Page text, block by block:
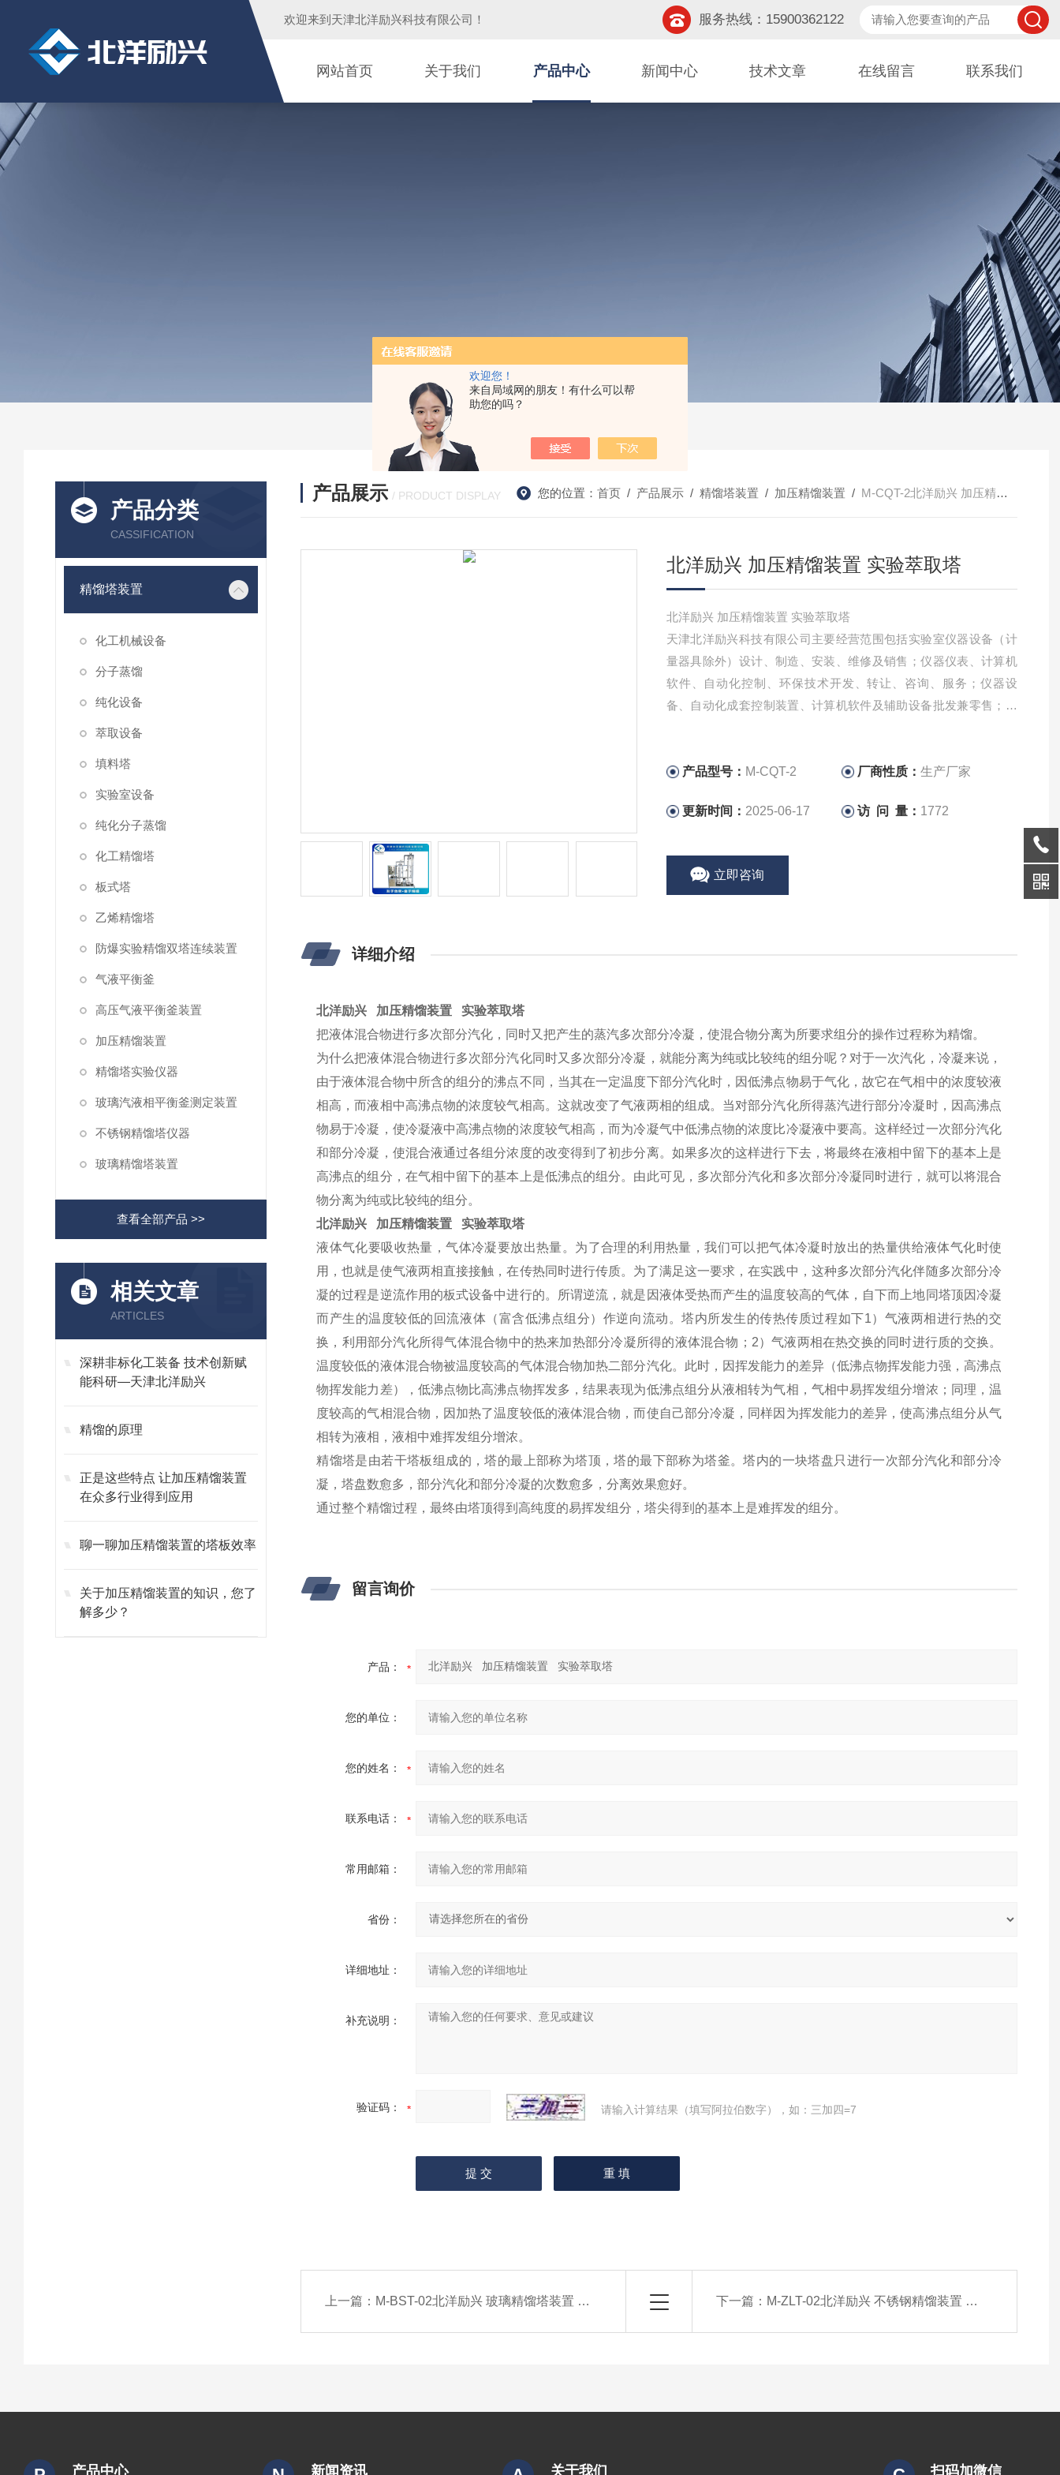
欢迎您！
来自局域网的朋友！有什么可以帮
助您的吗？
欢迎来到 天津北洋励兴科技有限公司 ！ 服务热线：15900362122
网站首页 关于我们 产品中心 新闻中心 技术文章 在线留言 联系我们
产品分类
CASSIFICATION
精馏塔装置
化工机械设备
分子蒸馏
纯化设备
萃取设备
填料塔
实验室设备
纯化分子蒸馏
化工精馏塔
板式塔
乙烯精馏塔
防爆实验精馏双塔连续装置
气液平衡釜
高压气液平衡釜装置
加压精馏装置
精馏塔实验仪器
玻璃汽液相平衡釜测定装置
不锈钢精馏塔仪器
玻璃精馏塔装置
查看全部产品 >>
相关文章
ARTICLES
深耕非标化工装备 技术创新赋
能科研—天津北洋励兴
精馏的原理
正是这些特点 让加压精馏装置
在众多行业得到应用
聊一聊加压精馏装置的塔板效率
关于加压精馏装置的知识，您了
解多少？
产品展示 / PRODUCT DISPLAY 您的位置： 首页/ 产品展示/ 精馏塔装置 / 加压精馏装置 / M-CQT-2北洋励兴 加压精馏装置 实验萃取塔
北洋励兴 加压精馏装置 实验萃取塔
北洋励兴 加压精馏装置 实验萃取塔
天津北洋励兴科技有限公司主要经营范围包括实验室仪器设备（计
量器具除外）设计、制造、安装、维修及销售；仪器仪表、计算机
软件、自动化控制、环保技术开发、转让、咨询、服务；仪器设
备、自动化成套控制装置、计算机软件及辅助设备批发兼零售；货
产品型号： M-CQT-2 厂商性质：生产厂家
更新时间： 2025-06-17 访 问 量： 1772
立即咨询
详细介绍
北洋励兴 加压精馏装置 实验萃取塔
把液体混合物进行多次部分汽化，同时又把产生的蒸汽多次部分冷凝，使混合物分离为所要求组分的操作过程称为精馏。
为什么把液体混合物进行多次部分汽化同时又多次部分冷凝，就能分离为纯或比较纯的组分呢？对于一次汽化，冷凝来说，
由于液体混合物中所含的组分的沸点不同，当其在一定温度下部分汽化时，因低沸点物易于气化，故它在气相中的浓度较液
相高，而液相中高沸点物的浓度较气相高。这就改变了气液两相的组成。当对部分汽化所得蒸汽进行部分冷凝时，因高沸点
物易于冷凝，使冷凝液中高沸点物的浓度较气相高，而为冷凝气中低沸点物的浓度比冷凝液中要高。这样经过一次部分汽化
和部分冷凝，使混合液通过各组分浓度的改变得到了初步分离。如果多次的这样进行下去，将最终在液相中留下的基本上是
高沸点的组分，在气相中留下的基本上是低沸点的组分。由此可见，多次部分汽化和多次部分冷凝同时进行，就可以将混合
物分离为纯或比较纯的组分。
北洋励兴 加压精馏装置 实验萃取塔
液体气化要吸收热量，气体冷凝要放出热量。为了合理的利用热量，我们可以把气体冷凝时放出的热量供给液体气化时使
用，也就是使气液两相直接接触，在传热同时进行传质。为了满足这一要求，在实践中，这种多次部分汽化伴随多次部分冷
凝的过程是逆流作用的板式设备中进行的。所谓逆流，就是因液体受热而产生的温度较高的气体，自下而上地同塔顶因冷凝
而产生的温度较低的回流液体（富含低沸点组分）作逆向流动。塔内所发生的传热传质过程如下1）气液两相进行热的交
换，利用部分汽化所得气体混合物中的热来加热部分冷凝所得的液体混合物；2）气液两相在热交换的同时进行质的交换。
温度较低的液体混合物被温度较高的气体混合物加热二部分汽化。此时，因挥发能力的差异（低沸点物挥发能力强，高沸点
物挥发能力差），低沸点物比高沸点物挥发多，结果表现为低沸点组分从液相转为气相，气相中易挥发组分增浓；同理，温
度较高的气相混合物，因加热了温度较低的液体混合物，而使自己部分冷凝，同样因为挥发能力的差异，使高沸点组分从气
相转为液相，液相中难挥发组分增浓。
精馏塔是由若干塔板组成的，塔的最上部称为塔顶，塔的最下部称为塔釜。塔内的一块塔盘只进行一次部分汽化和部分冷
凝，塔盘数愈多，部分汽化和部分冷凝的次数愈多，分离效果愈好。
通过整个精馏过程，最终由塔顶得到高纯度的易挥发组分，塔尖得到的基本上是难挥发的组分。
留言询价
产品：
您的单位：
您的姓名：
联系电话：
常用邮箱：
省份：
详细地址：
补充说明：
验证码： 请输入计算结果（填写阿拉伯数字），如：三加四=7
上一篇： M-BST-02北洋励兴 玻璃精馏塔装置 实验板式塔 下一篇： M-ZLT-02北洋励兴 不锈钢精馏装置 实验蒸馏塔
产品中心 新闻资讯 关于我们 扫码加微信